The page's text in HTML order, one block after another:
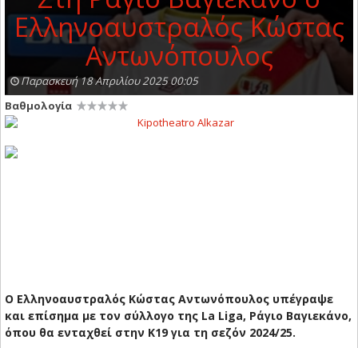
Ελληνοαυστραλός Κώστας
Αντωνόπουλος
Παρασκευή 18 Απριλίου 2025 00:05
Βαθμολογία
Ο Ελληνοαυστραλός Kώστας Αντωνόπουλος υπέγραψε
και επίσημα με τον σύλλογο της La Liga, Ράγιο Βαγιεκάνο,
όπου θα ενταχθεί στην Κ19 για τη σεζόν 2024/25.